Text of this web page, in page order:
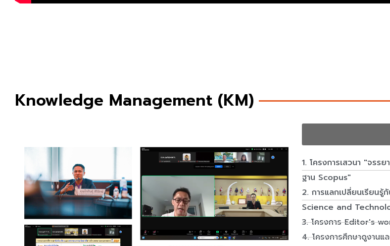
Knowledge Management (KM)
1. โครงการเสวนา "จรร
ฐาน Scopus"
2. การแลกเปลี่ยนเรียน
Science and
3. โครงการ Editor's
4. โครงการศึกษาดูงานแ